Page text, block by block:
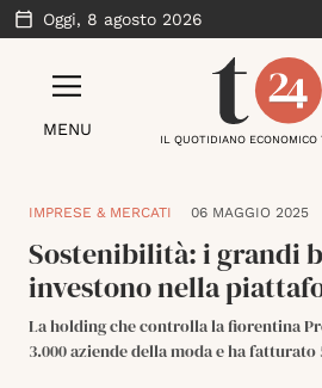
Oggi, 8 agosto 2026
MENU
IL QUOTIDIANO ECONOMICO
IMPRESE & MERCATI 06 MAGGIO 2025
Sostenibilità: i grandi
investono nella
La holding che controlla la fiorentina
3.000 aziende della moda e ha